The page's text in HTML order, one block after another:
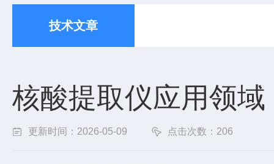
技术文章
核酸提取仪应用领域
更新时间：2026-05-09 点击次数：206